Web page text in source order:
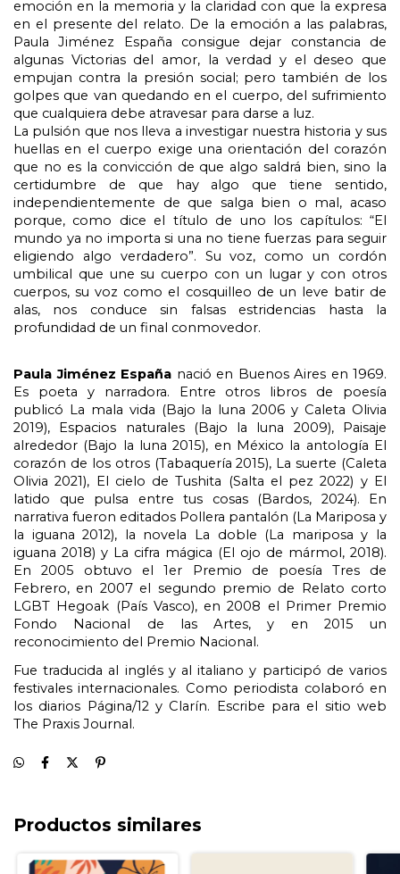
emoción en la memoria y la claridad con que la expresa
en el presente del relato. De la emoción a las palabras,
Paula Jiménez España consigue dejar constancia de
algunas Victorias del amor, la verdad y el deseo que
empujan contra la presión social; pero también de los
golpes que van quedando en el cuerpo, del sufrimiento
que cualquiera debe atravesar para darse a luz.
La pulsión que nos lleva a investigar nuestra historia y sus
huellas en el cuerpo exige una orientación del corazón
que no es la convicción de que algo saldrá bien, sino la
certidumbre de que hay algo que tiene sentido,
independientemente de que salga bien o mal, acaso
porque, como dice el título de uno los capítulos: “El
mundo ya no importa si una no tiene fuerzas para seguir
eligiendo algo verdadero”. Su voz, como un cordón
umbilical que une su cuerpo con un lugar y con otros
cuerpos, su voz como el cosquilleo de un leve batir de
alas, nos conduce sin falsas estridencias hasta la
profundidad de un final conmovedor.
Paula Jiménez España nació en Buenos Aires en 1969.
Es poeta y narradora. Entre otros libros de poesía
publicó La mala vida (Bajo la luna 2006 y Caleta Olivia
2019), Espacios naturales (Bajo la luna 2009), Paisaje
alrededor (Bajo la luna 2015), en México la antología El
corazón de los otros (Tabaquería 2015), La suerte (Caleta
Olivia 2021), El cielo de Tushita (Salta el pez 2022) y El
latido que pulsa entre tus cosas (Bardos, 2024). En
narrativa fueron editados Pollera pantalón (La Mariposa y
la iguana 2012), la novela La doble (La mariposa y la
iguana 2018) y La cifra mágica (El ojo de mármol, 2018).
En 2005 obtuvo el 1er Premio de poesía Tres de
Febrero, en 2007 el segundo premio de Relato corto
LGBT Hegoak (País Vasco), en 2008 el Primer Premio
Fondo Nacional de las Artes, y en 2015 un
reconocimiento del Premio Nacional.
Fue traducida al inglés y al italiano y participó de varios
festivales internacionales. Como periodista colaboró en
los diarios Página/12 y Clarín. Escribe para el sitio web
The Praxis Journal.
Productos similares